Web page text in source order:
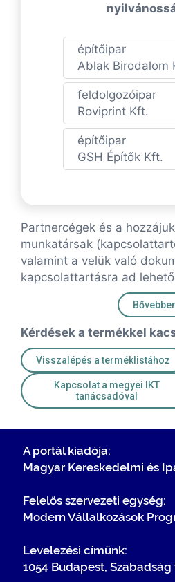
építőipar
Ablak Birodalom
feldolgozóipar
Roviprint Kft.
építőipar
GSH Építők Kft.
Partnercégek és a
munkatársak
valamint a velük való
kapcsolattartásra ad
Kérdések a termékkel
Visszalépés a terméklistához
Kapcsolat a megyei IKT
tanácsadóval
A portál kiadója:
Magyar Kereskedelmi és
Felelős szervezeti egység:
Modern Vállalkozások
Levelezési címünk:
1054 Budapest, Szabadság